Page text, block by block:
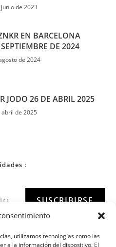
utilizamos tecnologías como las
a la información del dispositivo. El
de 2023
EN BARCELONA
DE 2024
de 2024
JODO 26 DE ABRIL 2025
abril de 2025
:
SUSCRIBIRSE